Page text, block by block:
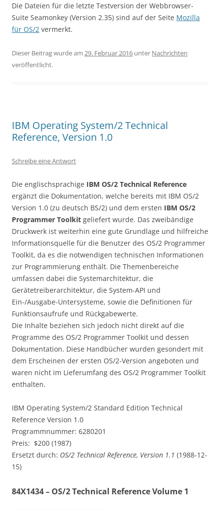
Die Dateien für die letzte Testversion der Webbrowser-
Suite Seamonkey (Version 2.35) sind auf der Seite Mozilla
für OS/2 vermerkt.
Dieser Beitrag wurde am 29. Februar 2016 unter Nachrichten
veröffentlicht.
IBM Operating System/2 Technical
Reference, Version 1.0
Schreibe eine Antwort
Die englischsprachige IBM OS/2 Technical Reference
ergänzt die Dokumentation, welche bereits mit IBM OS/2
Version 1.0 (zu deutsch BS/2) und dem ersten IBM OS/2
Programmer Toolkit geliefert wurde. Das zweibändige
Druckwerk ist weiterhin eine gute Grundlage und hilfreiche
Informationsquelle für die Benutzer des OS/2 Programmer
Toolkit, da es die notwendigen technischen Informationen
zur Programmierung enthält. Die Themenbereiche
umfassen dabei die Systemarchitektur, die
Gerätetreiberarchitektur, die System-API und
Ein-/Ausgabe-Untersysteme, sowie die Definitionen für
Funktionsaufrufe und Rückgabewerte.
Die Inhalte beziehen sich jedoch nicht direkt auf die
Programme des OS/2 Programmer Toolkit und dessen
Dokumentation. Diese Handbücher wurden gesondert mit
dem Erscheinen der ersten OS/2-Version angeboten und
waren nicht im Lieferumfang des OS/2 Programmer Toolkit
enthalten.
IBM Operating System/2 Standard Edition Technical
Reference Version 1.0
Programmnummer: 6280201
Preis: $200 (1987)
Ersetzt durch: OS/2 Technical Reference, Version 1.1 (1988-12-
15)
84X1434 – OS/2 Technical Reference Volume 1